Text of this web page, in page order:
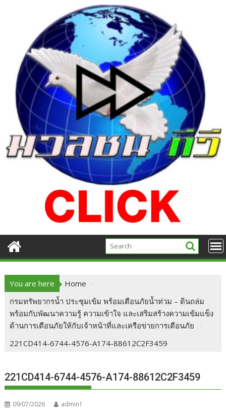
You are here
Home
กรมทรัพยากรน้ำ ประชุมเข้ม พร้อมเตือนภัยน้ำท่วม – ดินถล่ม
พร้อมกับพัฒนาความรู้ ความเข้าใจ และเสริมสร้างความเข้มแข็ง
ด้านการเตือนภัยให้กับเจ้าหน้าที่และเครือข่ายการเตือนภัย
221CD414-6744-4576-A174-88612C2F3459
221CD414-6744-4576-A174-88612C2F3459
09/07/2026 admin1